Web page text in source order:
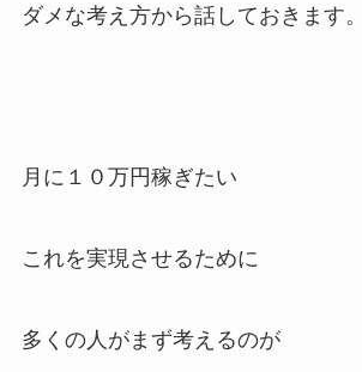
ダメな考え方から話しておきます。
月に１０万円稼ぎたい
これを実現させるために
多くの人がまず考えるのが